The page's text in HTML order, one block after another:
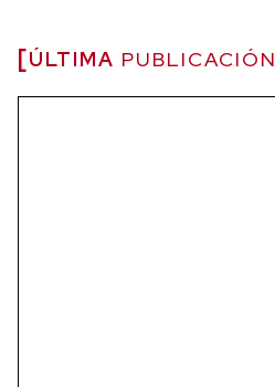
ÚLTIMA PUBLICACIÓN